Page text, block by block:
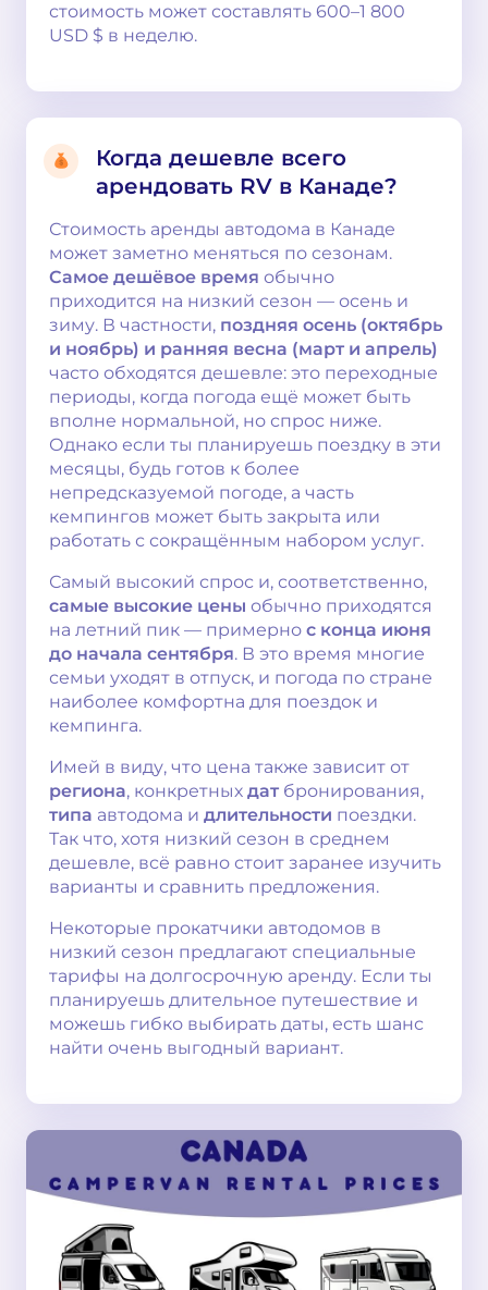
стоимость может составлять 600–1 800
USD $ в неделю.
Когда дешевле всего
арендовать RV в Канаде?
Стоимость аренды автодома в Канаде
может заметно меняться по сезонам.
Самое дешёвое время обычно
приходится на низкий сезон — осень и
зиму. В частности, поздняя осень (октябрь
и ноябрь) и ранняя весна (март и апрель)
часто обходятся дешевле: это переходные
периоды, когда погода ещё может быть
вполне нормальной, но спрос ниже.
Однако если ты планируешь поездку в эти
месяцы, будь готов к более
непредсказуемой погоде, а часть
кемпингов может быть закрыта или
работать с сокращённым набором услуг.
Самый высокий спрос и, соответственно,
самые высокие цены обычно приходятся
на летний пик — примерно с конца июня
до начала сентября. В это время многие
семьи уходят в отпуск, и погода по стране
наиболее комфортна для поездок и
кемпинга.
Имей в виду, что цена также зависит от
региона, конкретных дат бронирования,
типа автодома и длительности поездки.
Так что, хотя низкий сезон в среднем
дешевле, всё равно стоит заранее изучить
варианты и сравнить предложения.
Некоторые прокатчики автодомов в
низкий сезон предлагают специальные
тарифы на долгосрочную аренду. Если ты
планируешь длительное путешествие и
можешь гибко выбирать даты, есть шанс
найти очень выгодный вариант.